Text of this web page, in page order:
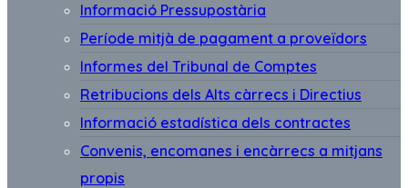
Informació Pressupostària
Període mitjà de pagament a proveïdors
Informes del Tribunal de Comptes
Retribucions dels Alts càrrecs i Directius
Informació estadística dels contractes
Convenis, encomanes i encàrrecs a mitjans
propis